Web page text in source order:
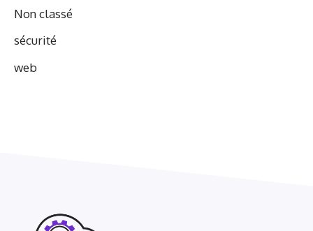
Non classé
sécurité
web